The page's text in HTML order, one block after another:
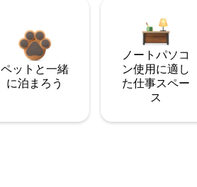
ペットと一緒
に泊まろう
ノートパソコ
ン使用に適し
た仕事スペー
ス